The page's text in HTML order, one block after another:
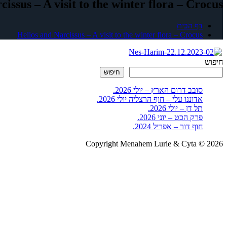
– A visit to the winter flora – Crocus
דף הבית
Helios and Narcissus – A visit to the winter flora – Crocus
חיפוש
חיפוש
סובב דרום הארץ – יולי 2026.
אדוננו עלי – חוף הרצליה יולי 2026.
תל דן – יולי 2026.
פרק הכט – יוני 2026.
חוף דור – אפריל 2024.
Copyright Menahem Lurie & Cyta © 2026